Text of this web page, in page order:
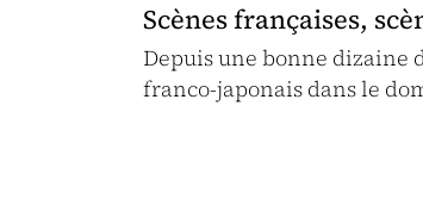
Scènes françaises,
Depuis une bonne dizaine
franco-japonais dans le